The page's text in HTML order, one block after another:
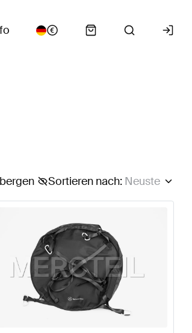
Sortieren nach: Neuste
Klasse W176 Modellpflege Tuning